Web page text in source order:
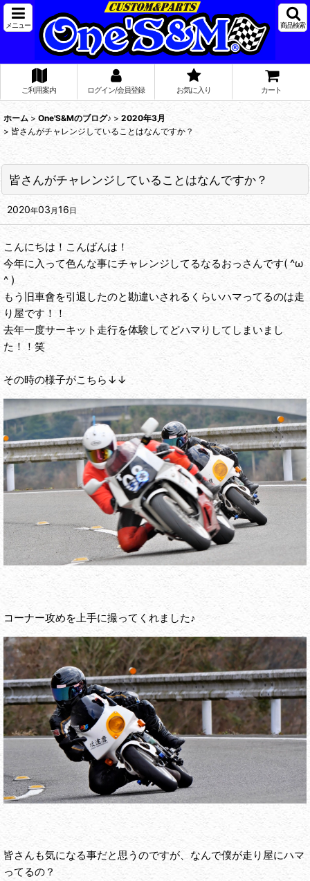
メニュー 商品検索
ご利用案内 ログイン/会員登録 お気に入り カート
ホーム > One'S&Mのブログ♪ > 2020年3月
> 皆さんがチャレンジしていることはなんですか？
皆さんがチャレンジしていることはなんですか？
2020年03 月16日
こんにちは！こんばんは！
今年に入って色んな事にチャレンジしてるなるおっさんです( ^ω
^ )
もう旧車會を引退したのと勘違いされるくらいハマってるのは走
り屋です！！
去年一度サーキット走行を体験してどハマりしてしまいまし
た！！笑
その時の様子がこちら↓↓
コーナー攻めを上手に撮ってくれました♪
皆さんも気になる事だと思うのですが、なんで僕が走り屋にハマ
ってるの？